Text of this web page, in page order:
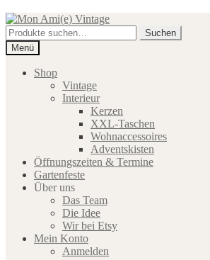
Zur
Navigation
springen
Zum
Inhalt
springen
Suche
nach:
Suchen
Menü
Shop
Vintage
Interieur
Kerzen
XXL-Taschen
Wohnaccessoires
Adventskisten
Öffnungszeiten & Termine
Gartenfeste
Über uns
Das Team
Die Idee
Wir bei Etsy
Mein Konto
Anmelden